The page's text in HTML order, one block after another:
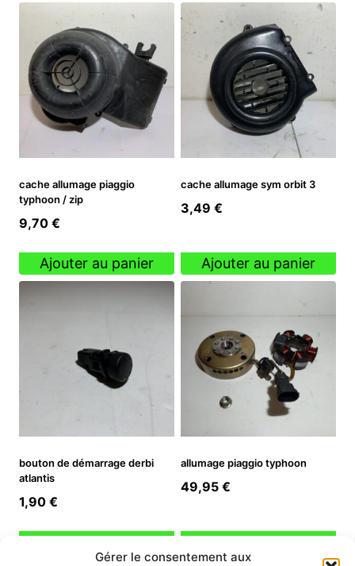
Gérer le consentement aux
cache allumage piaggio
typhoon / zip
9,70 €
Ajouter au panier
cache allumage sym orbit 3
3,49 €
Ajouter au panier
bouton de démarrage derbi
atlantis
1,90 €
allumage piaggio typhoon
49,95 €